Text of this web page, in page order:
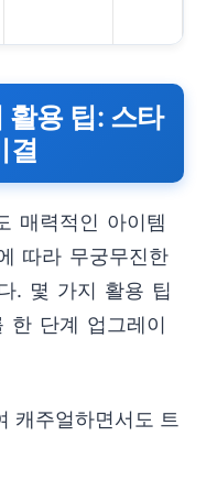
활용 팁: 스타
결
매력적인 아이템
따라 무궁무진한
. 몇 가지 활용 팁
한 단계 업그레이
캐주얼하면서도 트